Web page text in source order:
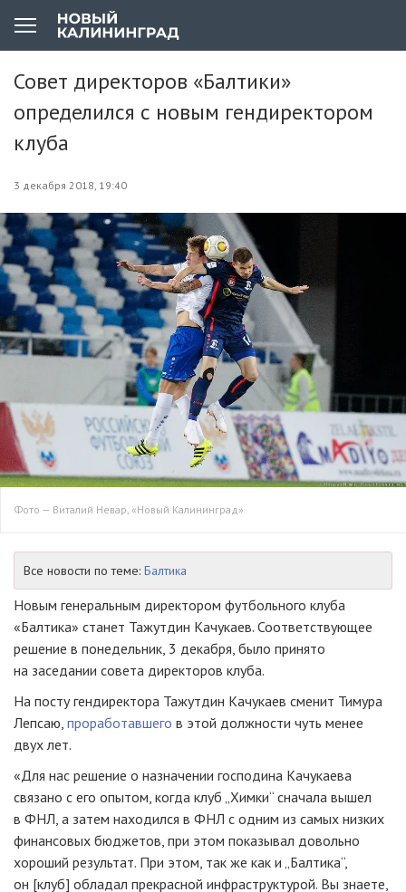
Совет директоров «Балтики»
определился с новым гендиректором
клуба
3 декабря 2018, 19:40
Фото — Виталий Невар, «Новый Калининград»
Все новости по теме: Балтика
Новым генеральным директором футбольного клуба
«Балтика» станет Тажутдин Качукаев. Соответствующее
решение в понедельник, 3 декабря, было принято
на заседании совета директоров клуба.
На посту гендиректора Тажутдин Качукаев сменит Тимура
Лепсаю, проработавшего в этой должности чуть менее
двух лет.
«Для нас решение о назначении господина Качукаева
связано с его опытом, когда клуб „Химки“ сначала вышел
в ФНЛ, а затем находился в ФНЛ с одним из самых низких
финансовых бюджетов, при этом показывал довольно
хороший результат. При этом, так же как и „Балтика“,
он [клуб] обладал прекрасной инфраструктурой. Вы знаете,